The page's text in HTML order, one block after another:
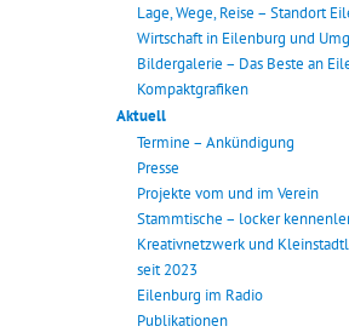
Lage, Wege, Reise – Standort
Wirtschaft in Eilenburg und
Bildergalerie – Das Beste an
Kompaktgrafiken
Aktuell
Termine – Ankündigung
Presse
Projekte vom und im Verein
Stammtische – locker
Kreativnetzwerk und
seit 2023
Eilenburg im Radio
Publikationen